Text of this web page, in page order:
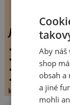
Jeeee!!!
vystaveno:
hodnoceno:
komentářů:
koupilo by:
konečné
Aby
shop
obsah a
a jiné
mohli